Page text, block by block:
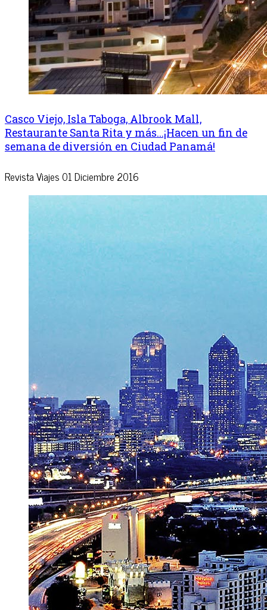
Casco Viejo, Isla Taboga, Albrook Mall,
Restaurante Santa Rita y más...¡Hacen un fin de
semana de diversión en Ciudad Panamá!
Revista Viajes01 Diciembre 2016